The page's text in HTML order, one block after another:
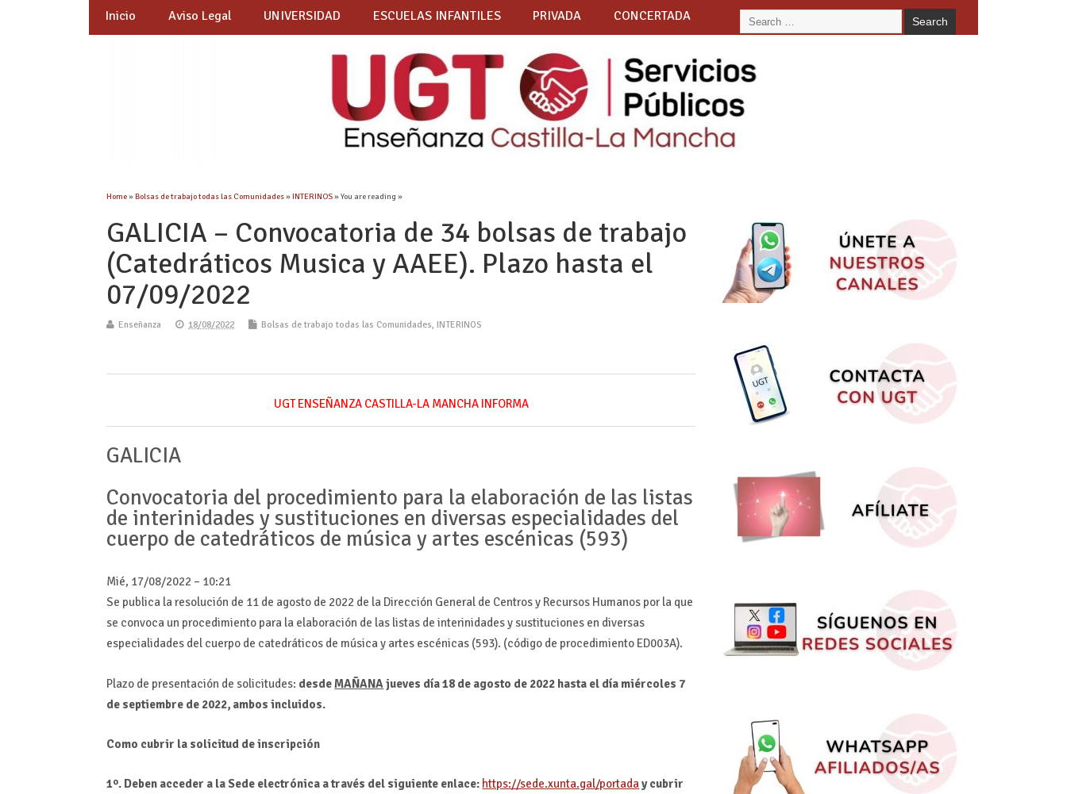
Inicio Aviso Legal UNIVERSIDAD ESCUELAS INFANTILES PRIVADA CONCERTADA
Home»Bolsas de trabajo todas las Comunidades»INTERINOS» You are reading »
GALICIA – Convocatoria de 34 bolsas de trabajo
(Catedráticos Musica y AAEE). Plazo hasta el
07/09/2022
Enseñanza 18/08/2022 Bolsas de trabajo todas las Comunidades, INTERINOS
UGT ENSEÑANZA CASTILLA-LA MANCHA INFORMA
GALICIA
Convocatoria del procedimiento para la elaboración de las listas
de interinidades y sustituciones en diversas especialidades del
cuerpo de catedráticos de música y artes escénicas (593)
Mié, 17/08/2022 – 10:21
Se publica la resolución de 11 de agosto de 2022 de la Dirección General de Centros y Recursos Humanos por la que
se convoca un procedimiento para la elaboración de las listas de interinidades y sustituciones en diversas
especialidades del cuerpo de catedráticos de música y artes escénicas (593). (código de procedimiento ED003A).
Plazo de presentación de solicitudes: desdeMAÑANAjueves día18 de agosto de 2022 hasta el día miércoles 7
de septiembre de 2022, ambos incluidos.
Como cubrir la solicitud de inscripción
1º. Deben acceder a la Sede electrónica a través del siguiente enlace: https://sede.xunta.gal/portaday cubrir